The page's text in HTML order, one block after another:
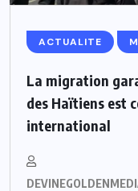
ACTUALITE
La migration
des Haïtiens est
international